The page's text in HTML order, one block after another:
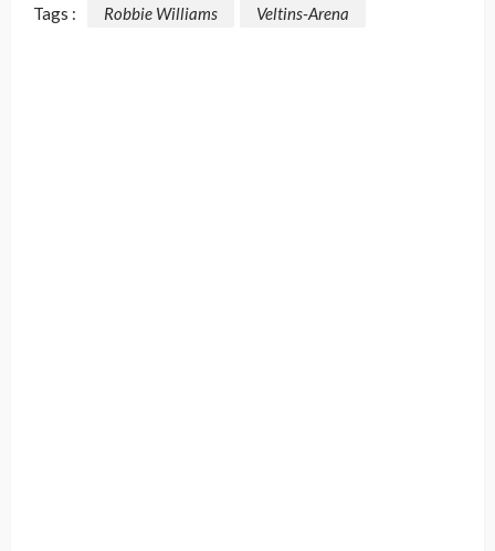
Tags : Robbie Williams Veltins-Arena